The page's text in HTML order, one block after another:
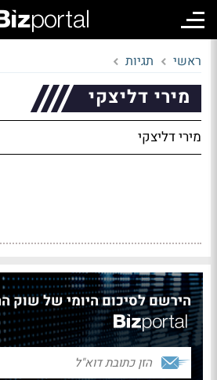
ראשי תגיות
מירי דליצקי
מירי דליצקי
הירשם לסיכום היומי של שוק